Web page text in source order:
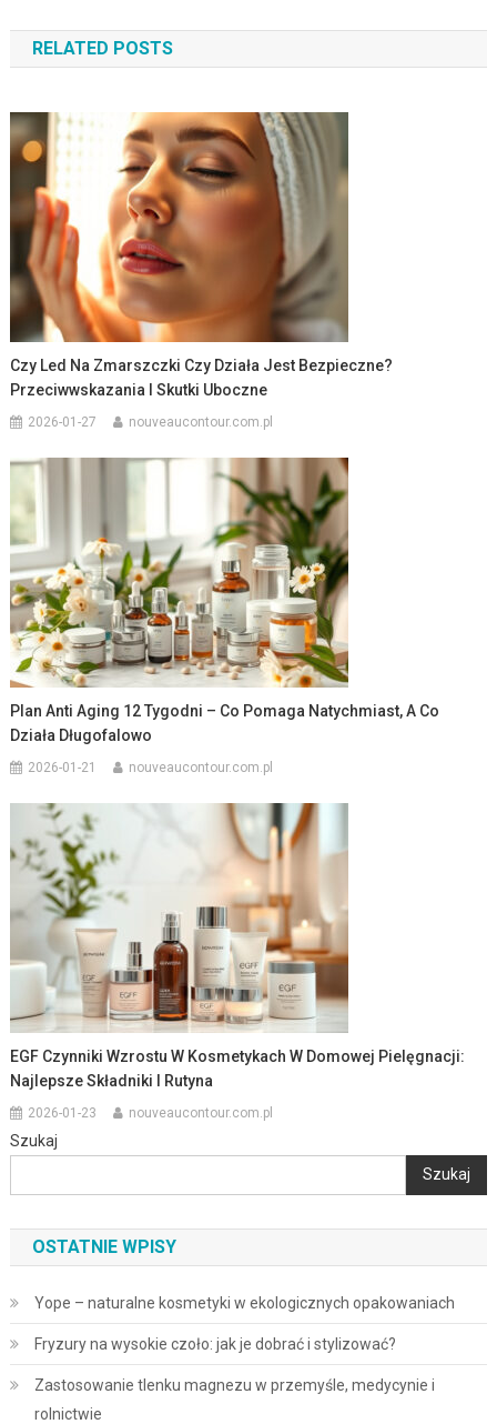
wpisu
RELATED POSTS
Czy Led Na Zmarszczki Czy Działa Jest Bezpieczne?
Przeciwwskazania I Skutki Uboczne
2026-01-27 nouveaucontour.com.pl
Plan Anti Aging 12 Tygodni – Co Pomaga Natychmiast, A Co
Działa Długofalowo
2026-01-21 nouveaucontour.com.pl
EGF Czynniki Wzrostu W Kosmetykach W Domowej Pielęgnacji:
Najlepsze Składniki I Rutyna
2026-01-23 nouveaucontour.com.pl
Szukaj
Szukaj
OSTATNIE WPISY
Yope – naturalne kosmetyki w ekologicznych opakowaniach
Fryzury na wysokie czoło: jak je dobrać i stylizować?
Zastosowanie tlenku magnezu w przemyśle, medycynie i
rolnictwie